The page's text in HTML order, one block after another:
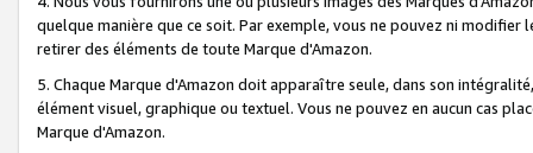
quelque manière que ce soit. Par exemple, vous ne pouvez ni
retirer des éléments de toute Marque d'Amazon.
5. Chaque Marque d'Amazon doit apparaître seule, dans son
élément visuel, graphique ou textuel. Vous ne pouvez en aucun cas
Marque d'Amazon.